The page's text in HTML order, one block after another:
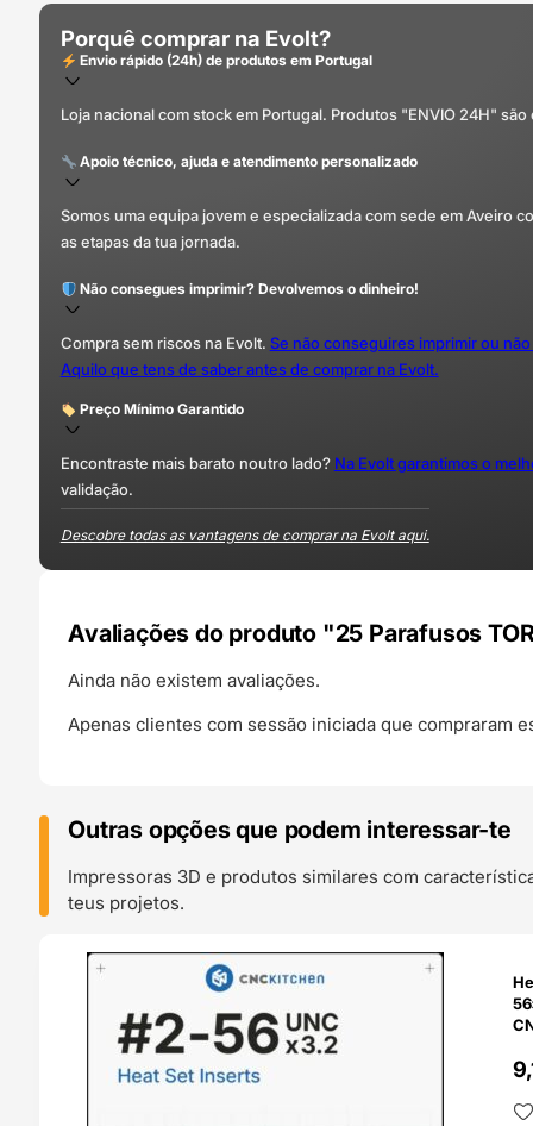
Porquê comprar na Evolt?
Envio rápido (24h) de produtos em Portugal
Loja nacional com stock em Portugal. Produtos "ENVIO 24H"
Apoio técnico, ajuda e atendimento personalizado
Somos uma equipa jovem e especializada com sede em Aveiro
as etapas da tua jornada.
Não consegues imprimir? Devolvemos o dinheiro!
Compra sem riscos na Evolt. Se não conseguires imprimir ou
Aquilo que tens de saber antes de comprar na Evolt.
Preço Mínimo Garantido
Encontraste mais barato noutro lado? Na Evolt garantimos o
validação.
Descobre todas as vantagens de comprar na Evolt aqui.
Avaliações do produto "25 Parafusos
Ainda não existem avaliações.
Apenas clientes com sessão iniciada que compraram
Outras opções que podem interessar-te
Impressoras 3D e produtos similares com
teus projetos.